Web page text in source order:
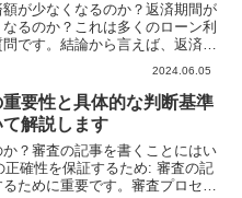
が少なくなるのか？返済期間が
るのか？これは多くのローン利
です。結論から言えば、返済期
2024.06.05
要性と具体的な判断基準
て解説します
？審査の記事を書くことにはい
確性を保証するため: 審査の記
ために重要です。審査プロセス